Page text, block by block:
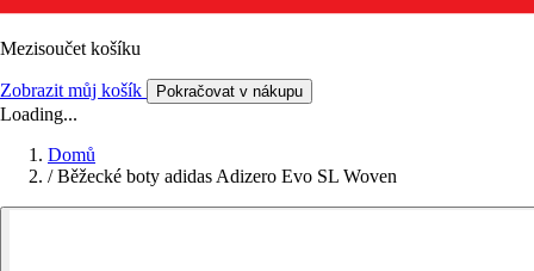
Mezisoučet košíku
Zobrazit můj košík Pokračovat v nákupu
Loading...
Domů
/ Běžecké boty adidas Adizero Evo SL Woven